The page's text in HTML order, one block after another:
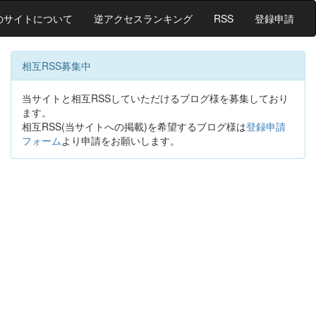
サイトについて 逆アクセスランキング RSS 登録申請
相互RSS募集中
当サイトと相互RSSしていただけるブログ様を募集しており
ます。
相互RSS(当サイトへの掲載)を希望するブログ様は登録申請
フォームより申請をお願いします。